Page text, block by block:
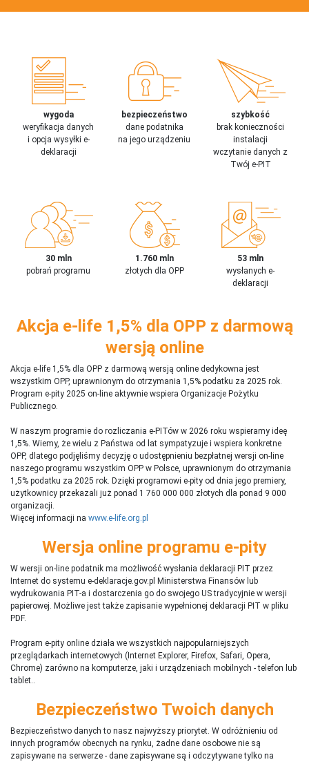
wygoda
weryfikacja danych
i opcja wysyłki e-
deklaracji
bezpieczeństwo
dane podatnika
na jego urządzeniu
szybkość
brak konieczności
instalacji
wczytanie danych z
Twój e-PIT
30 mln
pobrań programu
1.760 mln
złotych dla OPP
53 mln
wysłanych e-
deklaracji
Akcja e-life 1,5% dla OPP z darmową
wersją online
Akcja e-life 1,5% dla OPP z darmową wersją online dedykowna jest
wszystkim OPP, uprawnionym do otrzymania 1,5% podatku za 2025 rok.
Program e-pity 2025 on-line aktywnie wspiera Organizacje Pożytku
Publicznego.
W naszym programie do rozliczania e-PITów w 2026 roku wspieramy ideę
1,5%. Wiemy, że wielu z Państwa od lat sympatyzuje i wspiera konkretne
OPP, dlatego podjęliśmy decyzję o udostępnieniu bezpłatnej wersji on-line
naszego programu wszystkim OPP w Polsce, uprawnionym do otrzymania
1,5% podatku za 2025 rok. Dzięki programowi e-pity od dnia jego premiery,
użytkownicy przekazali już ponad 1 760 000 000 złotych dla ponad 9 000
organizacji.
Więcej informacji na www.e-life.org.pl
Wersja online programu e-pity
W wersji on-line podatnik ma możliwość wysłania deklaracji PIT przez
Internet do systemu e-deklaracje.gov.pl Ministerstwa Finansów lub
wydrukowania PIT-a i dostarczenia go do swojego US tradycyjnie w wersji
papierowej. Możliwe jest także zapisanie wypełnionej deklaracji PIT w pliku
PDF.
Program e-pity online działa we wszystkich najpopularniejszych
przeglądarkach internetowych (Internet Explorer, Firefox, Safari, Opera,
Chrome) zarówno na komputerze, jaki i urządzeniach mobilnych - telefon lub
tablet..
Bezpieczeństwo Twoich danych
Bezpieczeństwo danych to nasz najwyższy priorytet. W odróżnieniu od
innych programów obecnych na rynku, żadne dane osobowe nie są
zapisywane na serwerze - dane zapisywane są i odczytywane tylko na